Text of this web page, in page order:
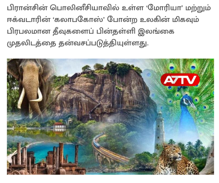
பிரான்சின் பொலினீசியாவில் உள்ள ‘மோரியா’ மற்றும்
ஈக்வடாரின் ‘கலாபகோஸ்’ போன்ற உலகின் மிகவும்
பிரபலமான தீவுகளைப் பின்தள்ளி இலங்கை
முதலிடத்தை தன்வசப்படுத்தியுள்ளது.